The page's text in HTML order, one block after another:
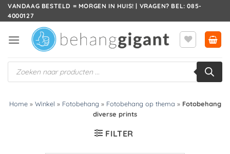
Ga
naar
VANDAAG BESTELD = MORGEN IN HUIS! | VRAGEN? BEL: 085-
4000127
Producten
zoeken
Home» Winkel » Fotobehang » Fotobehang op thema » Fotobehang
diverse prints
FILTER